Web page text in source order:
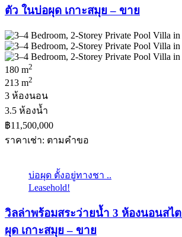
ตัว ในบ่อผุด เกาะสมุย – ขาย
180 m2
213 m2
3 ห้องนอน
3.5 ห้องน้ำ
฿11,500,000
ราคาเช่า: ตามคําขอ
บ่อผุด ตั้งอยู่ทางชา ..
Leasehold!
วิลล่าพร้อมสระว่ายน้ำ 3 ห้องนอนสไ
ผุด เกาะสมุย – ขาย